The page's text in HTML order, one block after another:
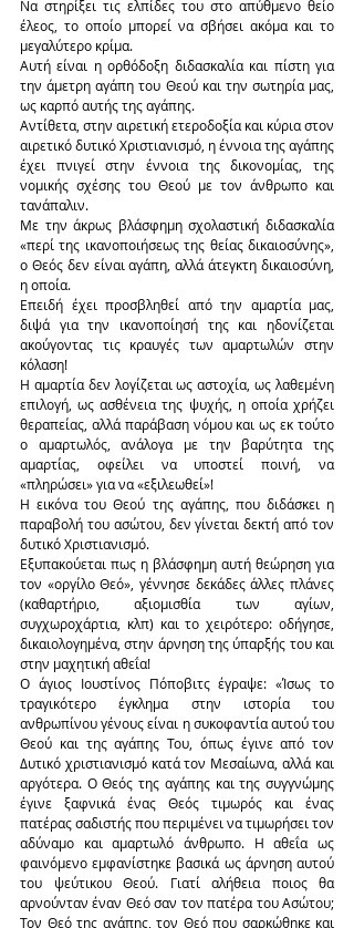
Να στηρίξει τις ελπίδες του στο απύθμενο θείο
έλεος, το οποίο μπορεί να σβήσει ακόμα και το
μεγαλύτερο κρίμα.
Αυτή είναι η ορθόδοξη διδασκαλία και πίστη για
την άμετρη αγάπη του Θεού και την σωτηρία μας,
ως καρπό αυτής της αγάπης.
Αντίθετα, στην αιρετική ετεροδοξία και κύρια στον
αιρετικό δυτικό Χριστιανισμό, η έννοια της αγάπης
έχει πνιγεί στην έννοια της δικονομίας, της
νομικής σχέσης του Θεού με τον άνθρωπο και
τανάπαλιν.
Με την άκρως βλάσφημη σχολαστική διδασκαλία
«περί της ικανοποιήσεως της θείας δικαιοσύνης»,
ο Θεός δεν είναι αγάπη, αλλά άτεγκτη δικαιοσύνη,
η οποία.
Επειδή έχει προσβληθεί από την αμαρτία μας,
διψά για την ικανοποίησή της και ηδονίζεται
ακούγοντας τις κραυγές των αμαρτωλών στην
κόλαση!
Η αμαρτία δεν λογίζεται ως αστοχία, ως λαθεμένη
επιλογή, ως ασθένεια της ψυχής, η οποία χρήζει
θεραπείας, αλλά παράβαση νόμου και ως εκ τούτο
ο αμαρτωλός, ανάλογα με την βαρύτητα της
αμαρτίας, οφείλει να υποστεί ποινή, να
«πληρώσει» για να «εξιλεωθεί»!
Η εικόνα του Θεού της αγάπης, που διδάσκει η
παραβολή του ασώτου, δεν γίνεται δεκτή από τον
δυτικό Χριστιανισμό.
Εξυπακούεται πως η βλάσφημη αυτή θεώρηση για
τον «οργίλο Θεό», γέννησε δεκάδες άλλες πλάνες
(καθαρτήριο, αξιομισθία των αγίων,
συγχωροχάρτια, κλπ) και το χειρότερο: οδήγησε,
δικαιολογημένα, στην άρνηση της ύπαρξής του και
στην μαχητική αθεΐα!
Ο άγιος Ιουστίνος Πόποβιτς έγραψε: «Ίσως το
τραγικότερο έγκλημα στην ιστορία του
ανθρωπίνου γένους είναι η συκοφαντία αυτού του
Θεού και της αγάπης Του, όπως έγινε από τον
Δυτικό χριστιανισμό κατά τον Μεσαίωνα, αλλά και
αργότερα. Ο Θεός της αγάπης και της συγγνώμης
έγινε ξαφνικά ένας Θεός τιμωρός και ένας
πατέρας σαδιστής που περιμένει να τιμωρήσει τον
αδύναμο και αμαρτωλό άνθρωπο. Η αθεΐα ως
φαινόμενο εμφανίστηκε βασικά ως άρνηση αυτού
του ψεύτικου Θεού. Γιατί αλήθεια ποιος θα
αρνούνταν έναν Θεό σαν τον πατέρα του Ασώτου;
Τον Θεό της αγάπης, τον Θεό που σαρκώθηκε και